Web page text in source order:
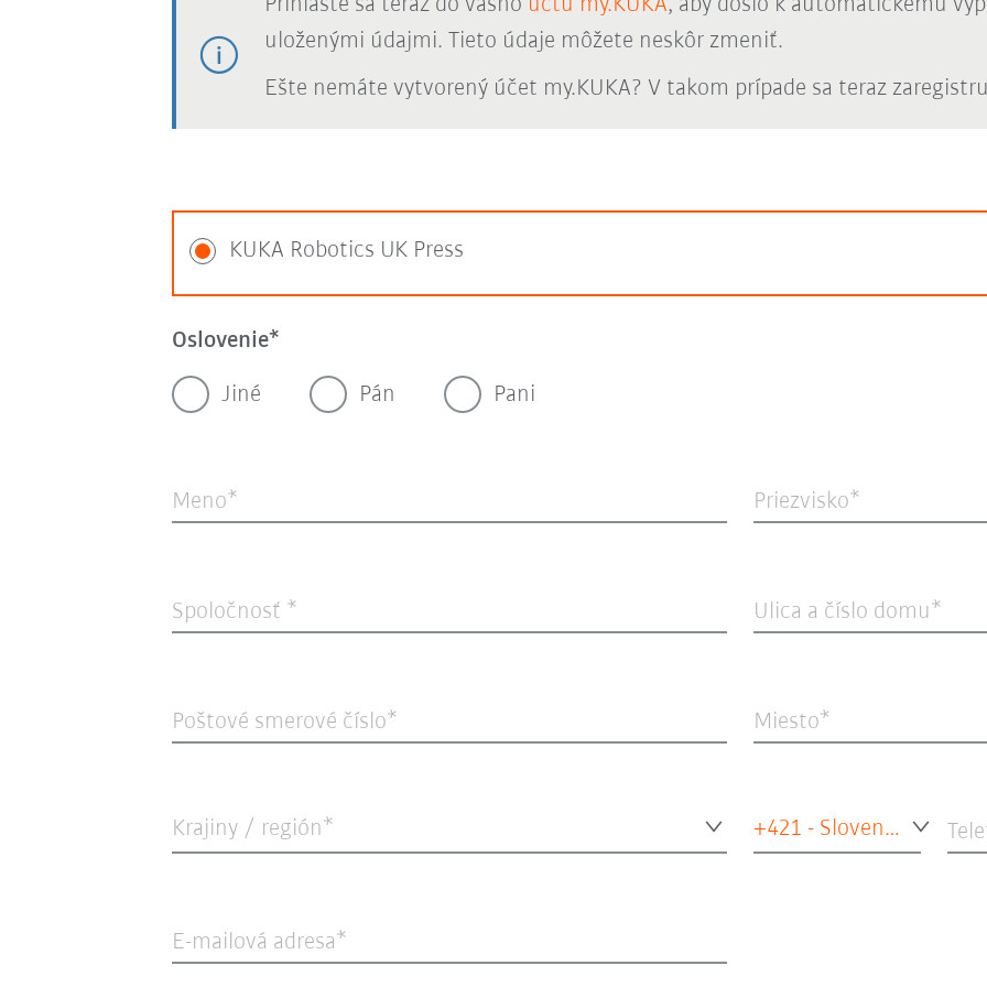
uloženými údajmi. Tieto údaje môžete neskôr zmeniť.
Ešte nemáte vytvorený účet my.KUKA? V takom prípade sa teraz
KUKA Robotics UK Press
Oslovenie
Jiné Pán Pani
Meno Priezvisko
Spoločnosť Ulica a číslo domu
Poštové smerové číslo Miesto
Krajiny / región* +421 - Slovensko
E-mailová adresa